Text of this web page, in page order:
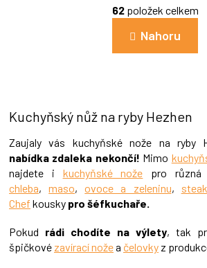
v
á
d
r
k
y
v
ý
p
u
á
n
k
o
v
62položek celkem
Nahoru
Kuchyňský nůž na ryby Hezhen
Zaujaly vás kuchyňské nože na ryby
nabídka zdaleka nekončí! Mimo
najdete i
kuchyňské nože pro
chleba, maso, ovoce a zeleninu,
Chef kousky pro šéfkuchaře.
Pokud rádi chodíte na výlety, tak
špičkové zavírací nožea čelovky z